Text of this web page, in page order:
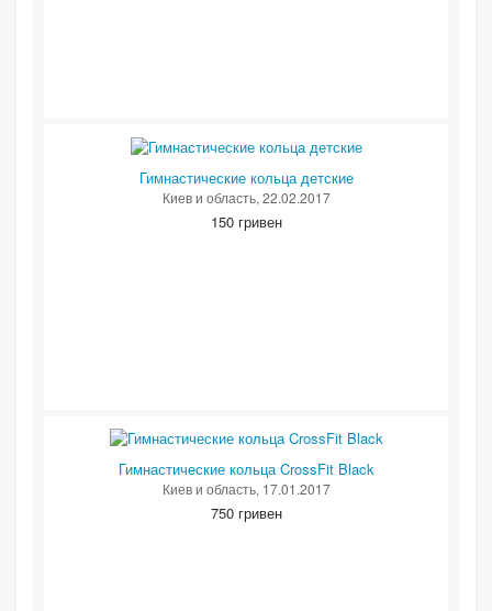
Гимнастические кольца детские
Киев и область, 22.02.2017
150 гривен
Гимнастические кольца CrossFit Black
Киев и область, 17.01.2017
750 гривен